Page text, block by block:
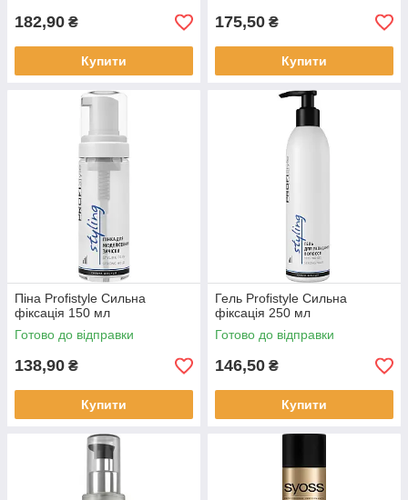
182,90 ₴
Купити
175,50 ₴
Купити
Піна Profistyle Сильна
фіксація 150 мл
Готово до відправки
138,90 ₴
Купити
Гель Profistyle Сильна
фіксація 250 мл
Готово до відправки
146,50 ₴
Купити